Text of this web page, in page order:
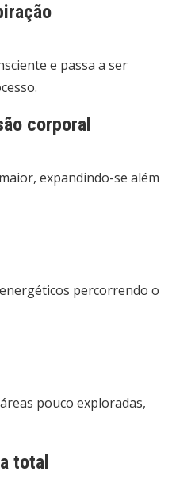
e passa a ser
corporal
expandindo-se além
percorrendo o
pouco exploradas,
total